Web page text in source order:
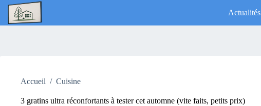
Passer
contenu
Actualités
Accueil / Cuisine
3 gratins ultra réconfortants à tester cet automne (vite faits, petits prix)